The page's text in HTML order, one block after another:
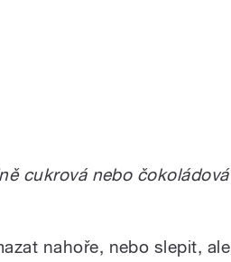
cukrová nebo čokoládová
nahoře, nebo slepit, ale